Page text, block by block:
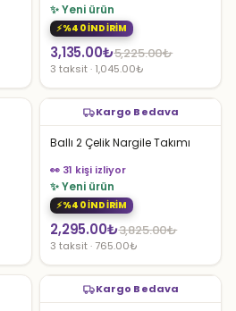
✨ Yeni ürün
%40 İNDİRİM
5,225.00₺
Orijinal
fiyat:
5,225.00₺.
3,135.00₺
Şu
andaki
fiyat:
3,135.00₺.
3 taksit · 1,045.00₺
Kargo Bedava
Ballı 2 Çelik Nargile Takımı
👀 31 kişi izliyor
✨ Yeni ürün
%40 İNDİRİM
3,825.00₺
Orijinal
fiyat:
3,825.00₺.
2,295.00₺
Şu
andaki
fiyat:
2,295.00₺.
3 taksit · 765.00₺
Kargo Bedava